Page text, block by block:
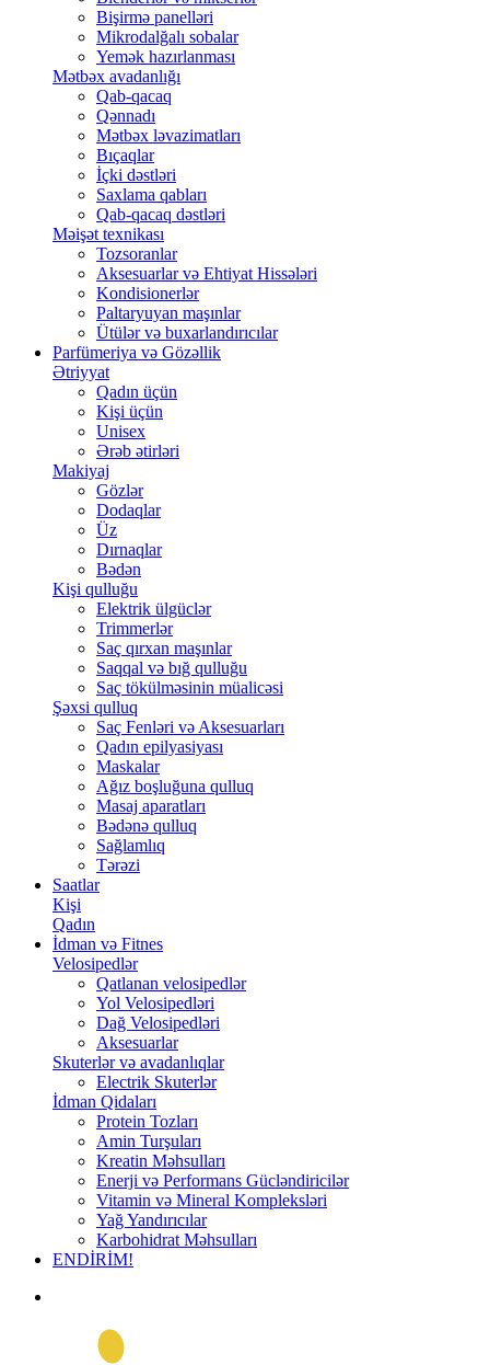
Bişirmə panelləri
Mikrodalğalı sobalar
Yemək hazırlanması
Mətbəx avadanlığı
Qab-qacaq
Qənnadı
Mətbəx ləvazimatları
Bıçaqlar
İçki dəstləri
Saxlama qabları
Qab-qacaq dəstləri
Məişət texnikası
Tozsoranlar
Aksesuarlar və Ehtiyat Hissələri
Kondisionerlər
Paltaryuyan maşınlar
Ütülər və buxarlandırıcılar
Parfümeriya və Gözəllik
Ətriyyat
Qadın üçün
Kişi üçün
Unisex
Ərəb ətirləri
Makiyaj
Gözlər
Dodaqlar
Üz
Dırnaqlar
Bədən
Kişi qulluğu
Elektrik ülgüclər
Trimmerlər
Saç qırxan maşınlar
Saqqal və bığ qulluğu
Saç tökülməsinin müalicəsi
Şəxsi qulluq
Saç Fenləri və Aksesuarları
Qadın epilyasiyası
Maskalar
Ağız boşluğuna qulluq
Masaj aparatları
Bədənə qulluq
Sağlamlıq
Tərəzi
Saatlar
Kişi
Qadın
İdman və Fitnes
Velosipedlər
Qatlanan velosipedlər
Yol Velosipedləri
Dağ Velosipedləri
Aksesuarlar
Skuterlər və avadanlıqlar
Electrik Skuterlər
İdman Qidaları
Protein Tozları
Amin Turşuları
Kreatin Məhsulları
Enerji və Performans Gücləndiricilər
Vitamin və Mineral Kompleksləri
Yağ Yandırıcılar
Karbohidrat Məhsulları
ENDİRİM!